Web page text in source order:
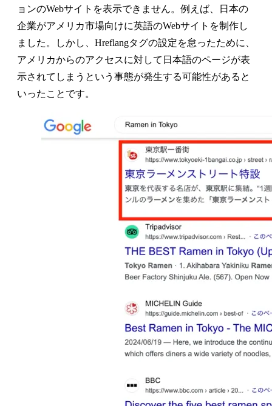
ョンのWebサイトを表示できません。例えば、日本の
企業がアメリカ市場向けに英語のWebサイトを制作し
ました。しかし、Hreflangタグの設定を怠ったために、
アメリカからのアクセスに対して日本語のページが表
示されてしまうという事態が発生する可能性があると
いったことです。